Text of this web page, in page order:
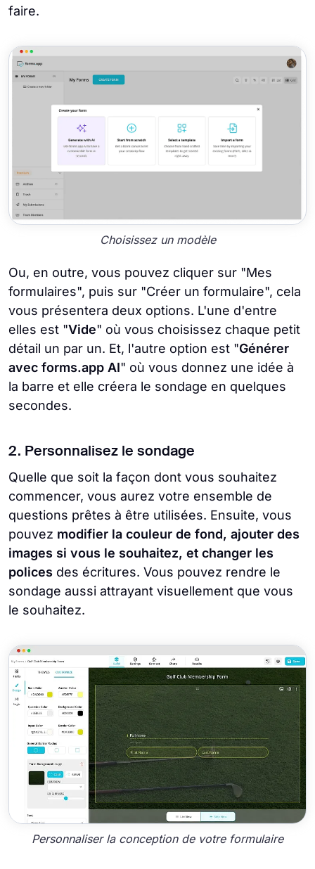
faire.
Choisissez un modèle
Ou, en outre, vous pouvez cliquer sur "Mes
formulaires", puis sur "Créer un formulaire", cela
vous présentera deux options. L'une d'entre
elles est "Vide" où vous choisissez chaque petit
détail un par un. Et, l'autre option est "Générer
avec forms.app AI" où vous donnez une idée à
la barre et elle créera le sondage en quelques
secondes.
2. Personnalisez le sondage
Quelle que soit la façon dont vous souhaitez
commencer, vous aurez votre ensemble de
questions prêtes à être utilisées. Ensuite, vous
pouvez modifier la couleur de fond, ajouter des
images si vous le souhaitez, et changer les
polices des écritures. Vous pouvez rendre le
sondage aussi attrayant visuellement que vous
le souhaitez.
Personnaliser la conception de votre formulaire